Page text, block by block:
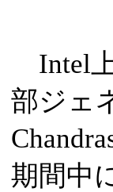
Intel
部ジェ
期間中